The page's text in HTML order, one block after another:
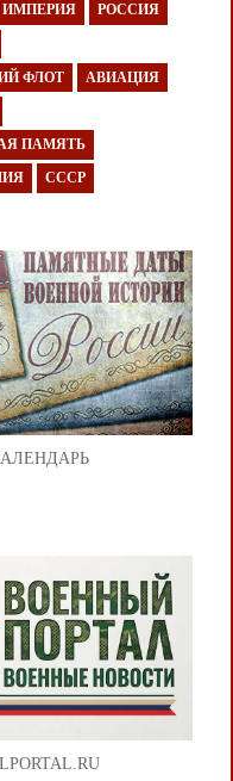
РОССИЯ
ФЛОТ АВИАЦИЯ
ПАМЯТЬ
СССР